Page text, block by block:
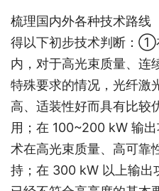
梳理国内外各种技术路线
得以下初步技术判断：①
内，对于高光束质量、连
特殊要求的情况，光纤激
高、适装性好而具有比较
用；在 100~200 kW 输
术在高光束质量、高可靠
持；在 300 kW 以上输出